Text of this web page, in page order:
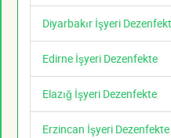
Diyarbakır İşyeri
Edirne İşyeri Dezenfekte
Elazığ İşyeri Dezenfekte
Erzincan İşyeri Dezenfekte